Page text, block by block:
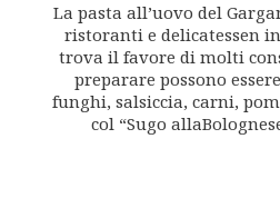
La pasta all’uovo del
ristoranti e delicatessen
trova il favore di molti
preparare possono
funghi, salsiccia, carni,
col “Sugo